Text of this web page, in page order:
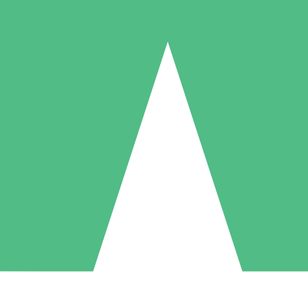
Packs de Crédits Individuels
à l'utilisation avec des crédits de téléchargement. Sans engagement
5 Téléchargements
US$